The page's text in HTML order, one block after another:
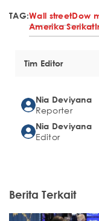
TAG:Wall streetDow
Amerika Serikat
Tim Editor
Nia Deviyana
Reporter
Nia Deviyana
Editor
Berita Terkait